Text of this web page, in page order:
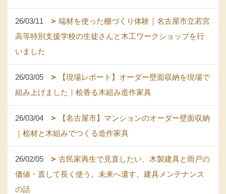
26/03/11
端材を使った棚づくり体験｜名古屋市立若宮
高等特別支援学校の生徒さんと木工ワークショップを行
いました
26/03/05
【現場レポート】オーダー壁面収納を現場で
組み上げました｜桧香る木組み造作家具
26/03/04
【名古屋市】マンションのオーダー壁面収納
｜桧材と木組みでつくる造作家具
26/02/05
古民家再生で見直したい、木製建具と雨戸の
価値・直して長く使う。未来へ遺す。建具メンテナンス
の話